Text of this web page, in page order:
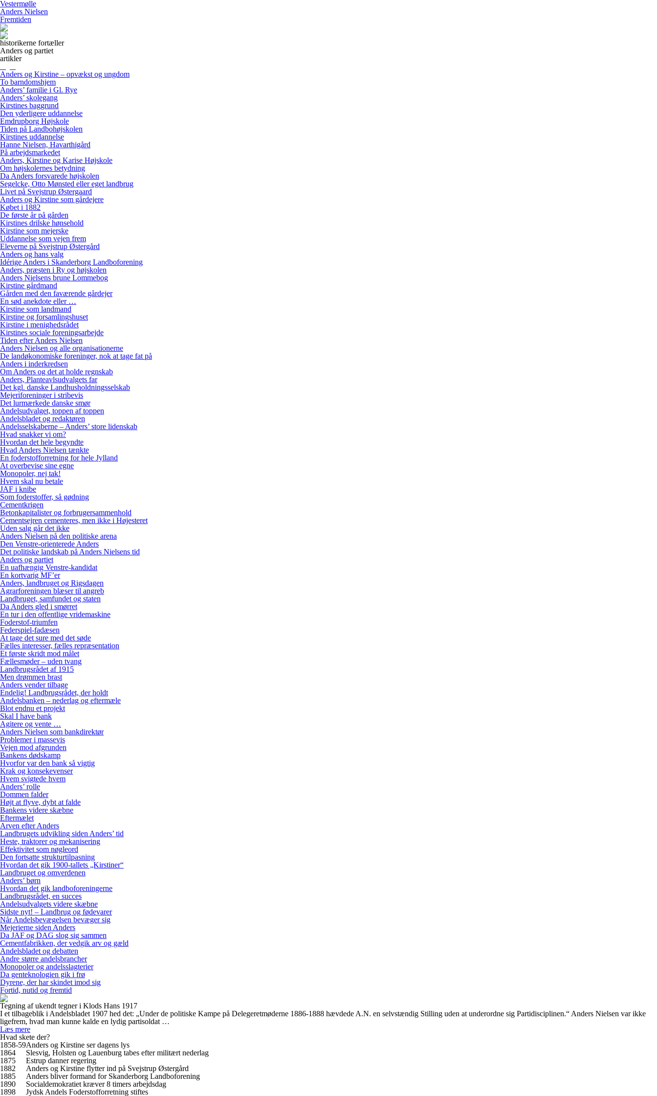
Vestermølle
Anders Nielsen
Fremtiden
historikerne fortæller
Anders og partiet
artikler
Anders og Kirstine – opvækst og ungdom
To barndomshjem
Anders’ familie i Gl. Rye
Anders’ skolegang
Kirstines baggrund
Den yderligere uddannelse
Emdrupborg Højskole
Tiden på Landbohøjskolen
Kirstines uddannelse
Hanne Nielsen, Havarthigård
På arbejdsmarkedet
Anders, Kirstine og Karise Højskole
Om højskolernes betydning
Da Anders forsvarede højskolen
Segelcke, Otto Mønsted eller eget landbrug
Livet på Svejstrup Østergaard
Anders og Kirstine som gårdejere
Købet i 1882
De første år på gården
Kirstines drilske hønsehold
Kirstine som mejerske
Uddannelse som vejen frem
Eleverne på Svejstrup Østergård
Anders og hans valg
Idérige Anders i Skanderborg Landboforening
Anders, præsten i Ry og højskolen
Anders Nielsens brune Lommebog
Kirstine gårdmand
Gården med den faværende gårdejer
En sød anekdote eller …
Kirstine som landmand
Kirstine og forsamlingshuset
Kirstine i menighedsrådet
Kirstines sociale foreningsarbejde
Tiden efter Anders Nielsen
Anders Nielsen og alle organisationerne
De landøkonomiske foreninger, nok at tage fat på
Anders i inderkredsen
Om Anders og det at holde regnskab
Anders, Planteavlsudvalgets far
Det kgl. danske Landhusholdningsselskab
Mejeriforeninger i stribevis
Det lurmærkede danske smør
Andelsudvalget, toppen af toppen
Andelsbladet og redaktøren
Andelsselskaberne – Anders’ store lidenskab
Hvad snakker vi om?
Hvordan det hele begyndte
Hvad Anders Nielsen tænkte
En foderstofforretning for hele Jylland
At overbevise sine egne
Monopoler, nej tak!
Hvem skal nu betale
JAF i knibe
Som foderstoffer, så gødning
Cementkrigen
Betonkapitalister og forbrugersammenhold
Cementsejren cementeres, men ikke i Højesteret
Uden salg går det ikke
Anders Nielsen på den politiske arena
Den Venstre-orienterede Anders
Det politiske landskab på Anders Nielsens tid
Anders og partiet
En uafhængig Venstre-kandidat
En kortvarig MF’er
Anders, landbruget og Rigsdagen
Agrarforeningen blæser til angreb
Landbruget, samfundet og staten
Da Anders gled i smørret
En tur i den offentlige vridemaskine
Foderstof-triumfen
Federspiel-fadæsen
At tage det sure med det søde
Fælles interesser, fælles repræsentation
Et første skridt mod målet
Fællesmøder – uden tvang
Landbrugsrådet af 1915
Men drømmen brast
Anders vender tilbage
Endelig! Landbrugsrådet, der holdt
Andelsbanken – nederlag og eftermæle
Blot endnu et projekt
Skal I have bank
Agitere og vente …
Anders Nielsen som bankdirektør
Problemer i massevis
Vejen mod afgrunden
Bankens dødskamp
Hvorfor var den bank så vigtig
Krak og konsekevenser
Hvem svigtede hvem
Anders’ rolle
Dommen falder
Højt at flyve, dybt at falde
Bankens videre skæbne
Eftermælet
Arven efter Anders
Landbrugets udvikling siden Anders’ tid
Heste, traktorer og mekanisering
Effektivitet som nøgleord
Den fortsatte strukturtilpasning
Hvordan det gik 1900-tallets „Kirstiner“
Landbruget og omverdenen
Anders’ børn
Hvordan det gik landboforeningerne
Landbrugsrådet, en succes
Andelsudvalgets videre skæbne
Sidste nyt! – Landbrug og fødevarer
Når Andelsbevægelsen bevæger sig
Mejerierne siden Anders
Da JAF og DAG slog sig sammen
Cementfabrikken, der vedgik arv og gæld
Andelsbladet og debatten
Andre større andelsbrancher
Monopoler og andelsslagterier
Da genteknologien gik i frø
Dyrene, der har skindet imod sig
Fortid, nutid og fremtid
Tegning af ukendt tegner i Klods Hans 1917
I et tilbageblik i Andelsbladet 1907 hed det: „Under de politiske Kampe på Delegeretmøderne 1886-1888 hævdede A.N. en selvstændig Stilling uden at underordne sig Partidisciplinen.“ Anders Nielsen var ikke
ligefrem, hvad man kunne kalde en lydig partisoldat …
Læs mere
Hvad skete der?
1858-59Anders og Kirstine ser dagens lys
1864
Slesvig, Holsten og Lauenburg tabes efter militært nederlag
1875
Estrup danner regering
1882
Anders og Kirstine flytter ind på Svejstrup Østergård
1885
Anders bliver formand for Skanderborg Landboforening
1890
Socialdemokratiet kræver 8 timers arbejdsdag
1898
Jydsk Andels Foderstofforretning stiftes